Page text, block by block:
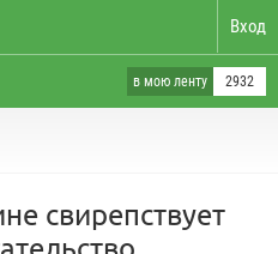
Вход
в мою ленту 2932
свирепствует